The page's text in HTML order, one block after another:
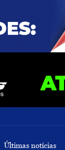
Últimas notícias